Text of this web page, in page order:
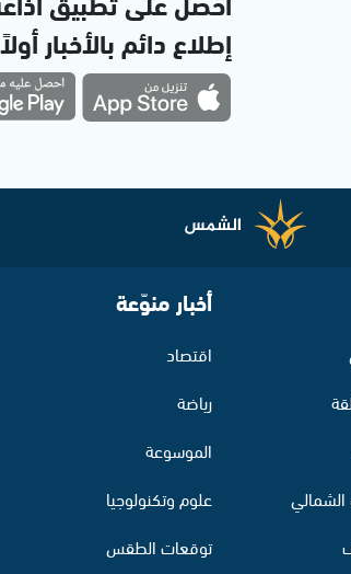
إطلاع دائم بالأخبار
أخبار منوّعة
اقتصاد
رياضة
الموسوعة
علوم وتكنولوجيا
توقعات الطقس